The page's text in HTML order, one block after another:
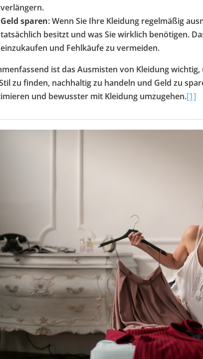
verlängern.
Geld sparen: Wenn Sie Ihre Kleidung regelmäßig
tatsächlich besitzt und was Sie wirklich benötigen.
einzukaufen und Fehlkäufe zu vermeiden.
ist das Ausmisten von Kleidung
zu finden, nachhaltig zu handeln und Geld zu
und bewusster mit Kleidung umzugehen.[1]